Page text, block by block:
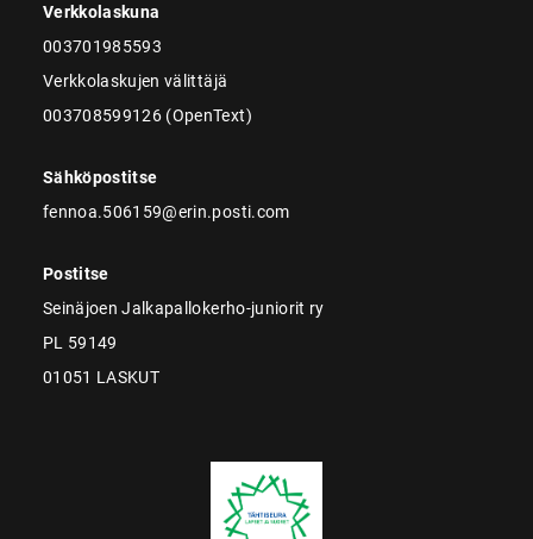
Verkkolaskuna
003701985593
Verkkolaskujen välittäjä
003708599126 (OpenText)
Sähköpostitse
fennoa.506159@erin.posti.com
Postitse
Seinäjoen Jalkapallokerho-juniorit ry
PL 59149
01051 LASKUT